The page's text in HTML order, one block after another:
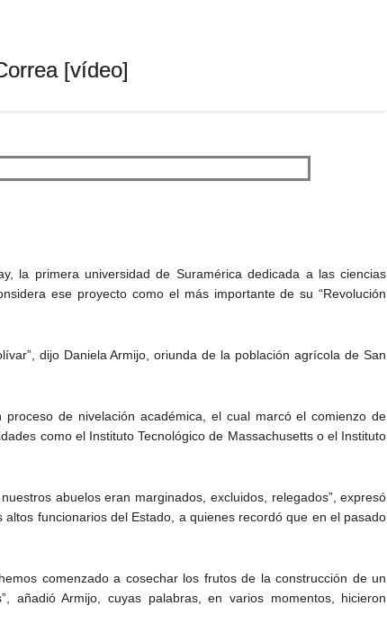
[vídeo]
la primera universidad de Suramérica dedicada a las ciencias
ese proyecto como el más importante de su “Revolución
dijo Daniela Armijo, oriunda de la población agrícola de San
de nivelación académica, el cual marcó el comienzo de
como el Instituto Tecnológico de Massachusetts o el Instituto
abuelos eran marginados, excluidos, relegados”, expresó
funcionarios del Estado, a quienes recordó que en el pasado
comenzado a cosechar los frutos de la construcción de un
Armijo, cuyas palabras, en varios momentos, hicieron